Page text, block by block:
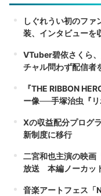
しぐれうい初のフ
装、インタビューを
VTuber碧依さくら
チャル問わず配信者
『THE RIBBON
ー像──手塚治虫『
Xの収益配分プログ
新制度に移行
二宮和也主演の映画
放送 本編ノーカッ
音楽アートフェス「